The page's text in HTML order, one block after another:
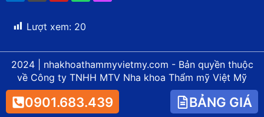
Lượt xem: 20
2024 | nhakhoathammyvietmy.com - Bản quyền thuộc
về Công ty TNHH MTV Nha khoa Thẩm mỹ Việt Mỹ
0901.683.439 BẢNG GIÁ